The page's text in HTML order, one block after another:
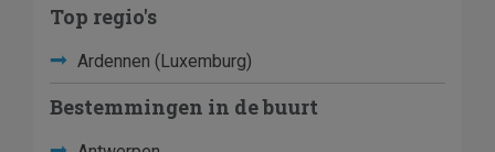
Top regio's
Ardennen (Luxemburg)
Bestemmingen in de buurt